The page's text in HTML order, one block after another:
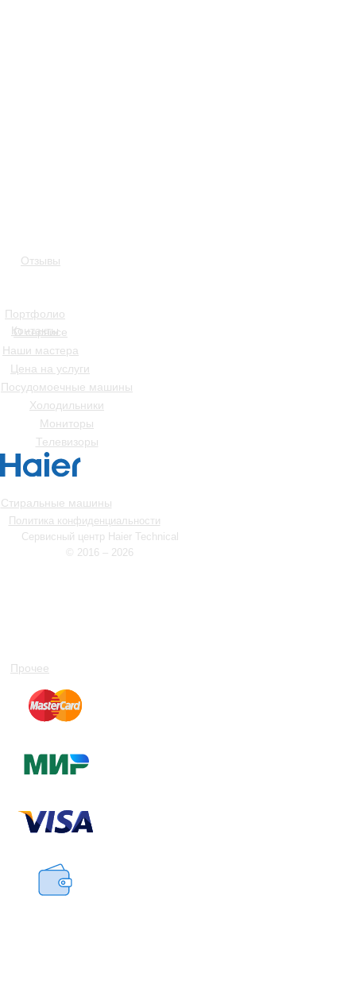
Отзывы
Портфолио
Контакты
О сервисе
Наши мастера
Цена на услуги
Посудомоечные машины
Холодильники
Мониторы
Телевизоры
Стиральные машины
Политика конфиденциальности
Сервисный центр Haier Technical
© 2016 – 2026
Прочее